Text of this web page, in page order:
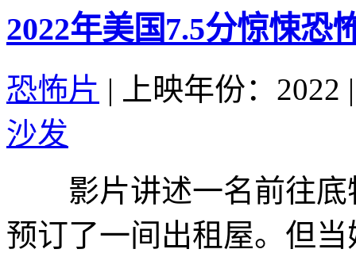
2022年美国7.5分惊悚恐
恐怖片 | 上映年份：2022 |
沙发
影片讲述一名前往底
预订了一间出租屋。但